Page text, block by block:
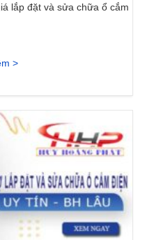
lắp đặt và sửa chữa ổ cắm
>